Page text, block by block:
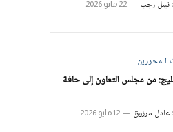
نبيل رجب 22 مايو 2026
المحررين
من مجلس التعاون إلى حافة
عادل مرزوق 12 مايو 2026